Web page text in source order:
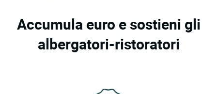
Accumula euro e sostieni gli
albergatori-ristoratori